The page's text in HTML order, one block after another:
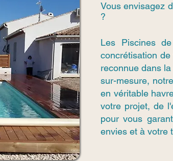
Vous envisagez
?
Les Piscines
concrétisation
reconnue dans
sur-mesure,
en véritable
votre projet, de
pour vous
envies et à votre